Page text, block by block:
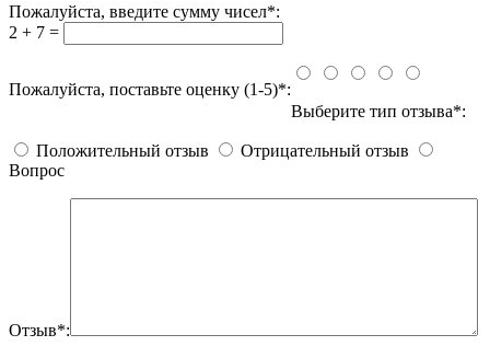
Пожалуйста, введите сумму чисел*:
2 + 7 =
Пожалуйста, поставьте оценку (1-5)*:
Выберите тип отзыва*:
Положительный отзыв
Отрицательный отзыв
Вопрос
Отзыв*: